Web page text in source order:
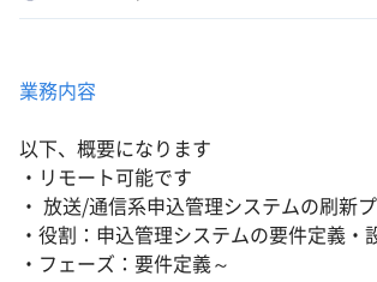
業務内容
以下、概要になります
・リモート可能です
・ 放送/通信系申込管理システムの刷新
・役割：申込管理システムの要件定義・
・フェーズ：要件定義～